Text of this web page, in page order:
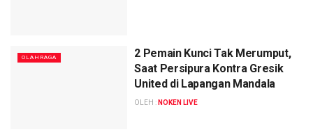
OLAHRAGA
2 Pemain Kunci Tak Merumput,
Saat Persipura Kontra Gresik
United di Lapangan Mandala
OLEH : NOKEN LIVE